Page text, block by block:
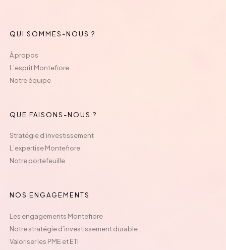
QUI SOMMES-NOUS ?
À propos
L’esprit Montefiore
Notre équipe
QUE FAISONS-NOUS ?
Stratégie d’investissement
L’expertise Montefiore
Notre portefeuille
NOS ENGAGEMENTS
Les engagements Montefiore
Notre stratégie d’investissement durable
Valoriser les PME et ETI